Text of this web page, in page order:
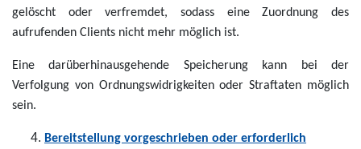
gelöscht oder verfremdet, sodass eine Zuordnung des
aufrufenden Clients nicht mehr möglich ist.
Eine darüberhinausgehende Speicherung kann bei der
Verfolgung von Ordnungswidrigkeiten oder Straftaten möglich
sein.
Bereitstellung vorgeschrieben oder erforderlich